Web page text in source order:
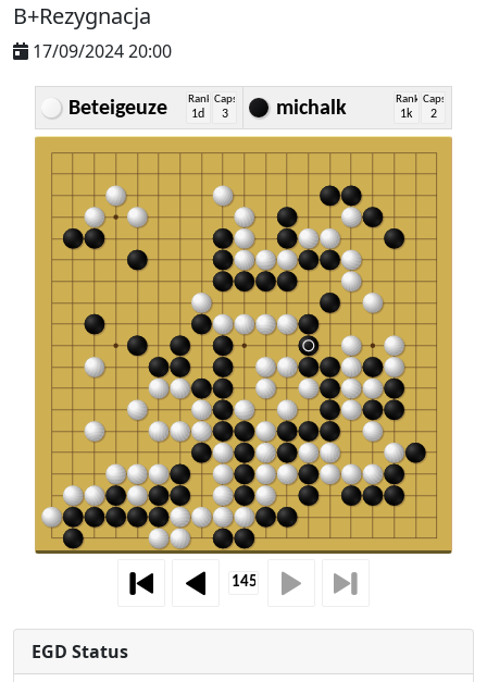
B+Rezygnacja
17/09/2024 20:00
Beteigeuze Rank
1d
Caps
3 michalk Rank
1k
Caps
2
EGD Status